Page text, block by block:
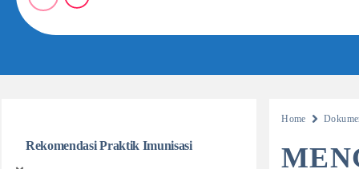
Rekomendasi Praktik Imunisasi
Home